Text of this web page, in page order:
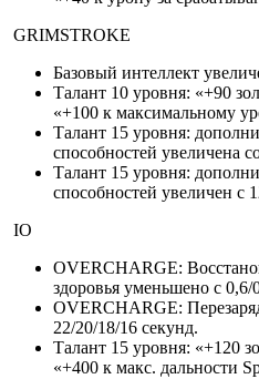
GRIMSTROKE
Базовый интеллект
Талант 10 уровня: «+90
«+100 к максимальному
Талант 15 уровня:
способностей увеличена
Талант 15 уровня:
способностей увеличен с
IO
OVERCHARGE:
здоровья уменьшено с
OVERCHARGE:
22/20/18/16 секунд.
Талант 15 уровня: «+120
«+400 к макс. дальности